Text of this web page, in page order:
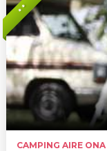
* *
CAMPING AIRE ONA